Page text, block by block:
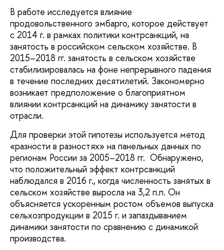
В работе исследуется влияние
продовольственного эмбарго, которое действует
с 2014 г. в рамках политики контрсанкций, на
занятость в российском сельском хозяйстве. В
2015–2018 гг. занятость в сельском хозяйстве
стабилизировалась на фоне непрерывного падения
в течение последних десятилетий. Закономерно
возникает предположение о благоприятном
влиянии контрсанкций на динамику занятости в
отрасли.
Для проверки этой гипотезы используется метод
«разности в разностях» на панельных данных по
регионам России за 2005–2018 гг. Обнаружено,
что положительный эффект контрсанкций
наблюдался в 2016 г., когда численность занятых в
сельском хозяйстве выросла на 3,2 п.п. Он
объясняется ускоренным ростом объемов выпуска
сельхозпродукции в 2015 г. и запаздыванием
динамики занятости по сравнению с динамикой
производства.